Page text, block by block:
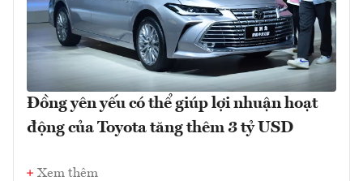
Đồng yên yếu có thể giúp lợi nhuận hoạt
động của Toyota tăng thêm 3 tỷ USD
Xem thêm